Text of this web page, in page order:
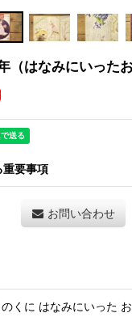
（はなみにいった
重要事項
お問い合わせ
くに はなみにいった